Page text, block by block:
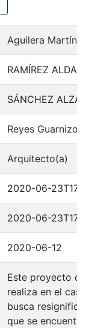
Aguilera
RAMÍREZ
SÁNCHEZ
Reyes Guarnizo,
Arquitecto(a)
2020-06-
2020-06-
2020-06-12
Este proyecto
realiza en el
busca
que se